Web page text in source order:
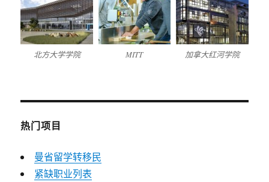
北方大学学院 MITT 加拿大红河学院
热门项目
曼省留学转移民
紧缺职业列表